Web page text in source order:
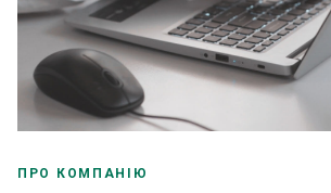
ПРО КОМПАНІЮ